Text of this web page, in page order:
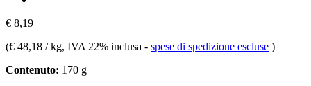
€ 8,19
(€ 48,18 / kg, IVA 22% inclusa - spese di spedizione escluse )
Contenuto: 170 g